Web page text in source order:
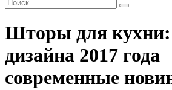
Шторы для
дизайна 2017 года
современные